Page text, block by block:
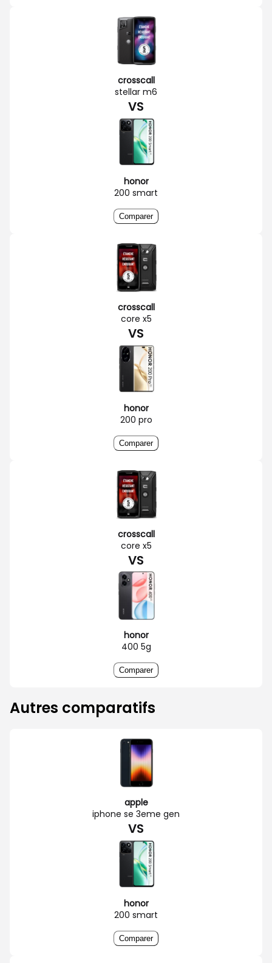
crosscall
stellar m6
VS
honor
200 smart
Comparer
crosscall
core x5
VS
honor
200 pro
Comparer
crosscall
core x5
VS
honor
400 5g
Comparer
Autres comparatifs
apple
iphone se 3eme gen
VS
honor
200 smart
Comparer